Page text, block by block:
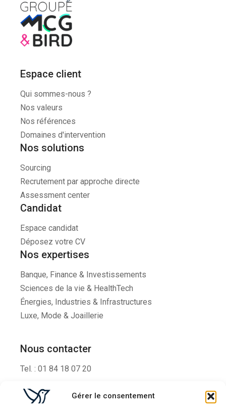
Gérer le consentement
Espace client
Qui sommes-nous ?
Nos valeurs
Nos références
Domaines d'intervention
Nos solutions
Sourcing
Recrutement par approche directe
Assessment center
Candidat
Espace candidat
Déposez votre CV
Nos expertises
Banque, Finance & Investissements
Sciences de la vie & HealthTech
Énergies, Industries & Infrastructures
Luxe, Mode & Joaillerie
Nous contacter
Tel. : 01 84 18 07 20
1 Rue De Stockholm
75008, Paris